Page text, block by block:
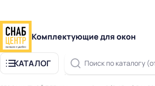
Комплектующие для окон
КАТАЛОГ Поиск по каталогу